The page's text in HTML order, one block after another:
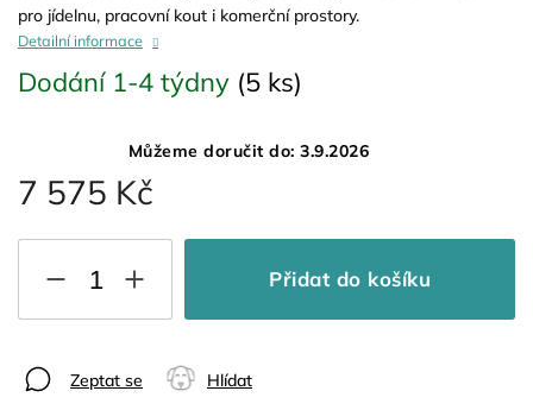
7 575 Kč
Dodání 1-4 týdny (5 ks)
Můžeme doručit do: 3.9.2026
Přidat do košíku
pro jídelnu, pracovní kout i komerční prostory.
Detailní informace
Zeptat se Hlídat